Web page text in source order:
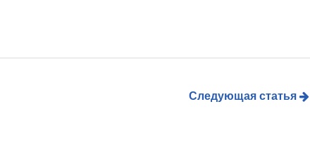
Следующая статья